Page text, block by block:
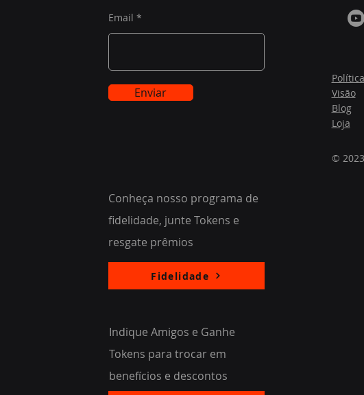
Email
Enviar
Conheça nosso programa de
fidelidade, junte Tokens e
resgate prêmios
Fidelidade
Indique Amigos e Ganhe
Tokens para trocar em
benefícios e descontos
Visão
Blog
Loja
©